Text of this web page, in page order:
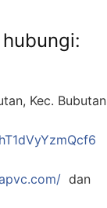
Kec.
dan